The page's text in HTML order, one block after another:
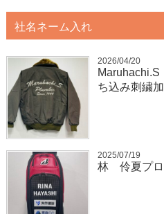
社名ネーム入れ
2026/04/20
ち込み刺繍
2025/07/19
林 伶夏プロ